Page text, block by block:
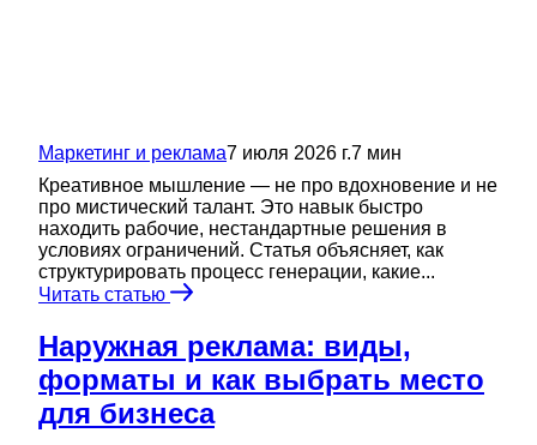
Маркетинг и реклама7 июля 2026 г.7 мин
Креативное мышление — не про вдохновение и не
про мистический талант. Это навык быстро
находить рабочие, нестандартные решения в
условиях ограничений. Статья объясняет, как
структурировать процесс генерации, какие...
Читать статью
Наружная реклама: виды,
форматы и как выбрать место
для бизнеса